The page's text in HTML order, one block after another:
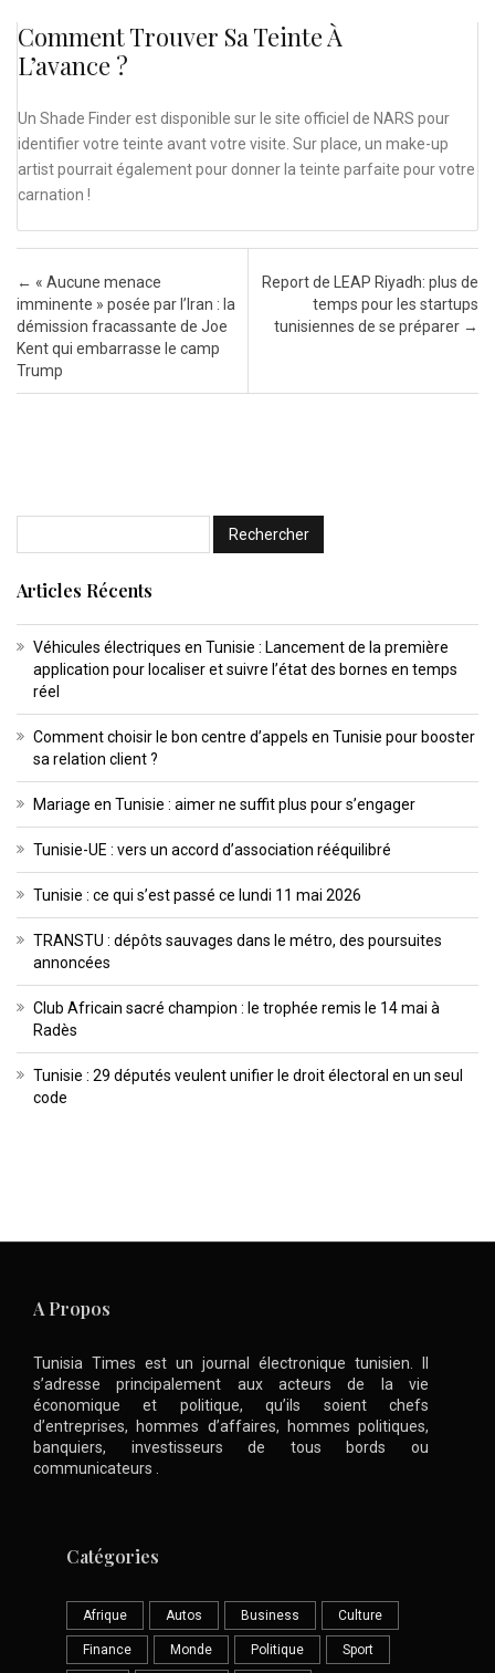
Comment Trouver Sa Teinte À
L’avance ?
Un Shade Finder est disponible sur le site officiel de NARS pour
identifier votre teinte avant votre visite. Sur place, un make-up
artist pourrait également pour donner la teinte parfaite pour votre
carnation !
Post navigation
← « Aucune menace
imminente » posée par l’Iran : la
démission fracassante de Joe
Kent qui embarrasse le camp
Trump
Report de LEAP Riyadh: plus de
temps pour les startups
tunisiennes de se préparer →
Articles Récents
Véhicules électriques en Tunisie : Lancement de la première
application pour localiser et suivre l’état des bornes en temps
réel
Comment choisir le bon centre d’appels en Tunisie pour booster
sa relation client ?
Mariage en Tunisie : aimer ne suffit plus pour s’engager
Tunisie-UE : vers un accord d’association rééquilibré
Tunisie : ce qui s’est passé ce lundi 11 mai 2026
TRANSTU : dépôts sauvages dans le métro, des poursuites
annoncées
Club Africain sacré champion : le trophée remis le 14 mai à
Radès
Tunisie : 29 députés veulent unifier le droit électoral en un seul
code
A Propos
Tunisia Times est un journal électronique tunisien. Il
s’adresse principalement aux acteurs de la vie
économique et politique, qu’ils soient chefs
d’entreprises, hommes d’affaires, hommes politiques,
banquiers, investisseurs de tous bords ou
communicateurs .
Catégories
Afrique Autos Business Culture
Finance Monde Politique Sport